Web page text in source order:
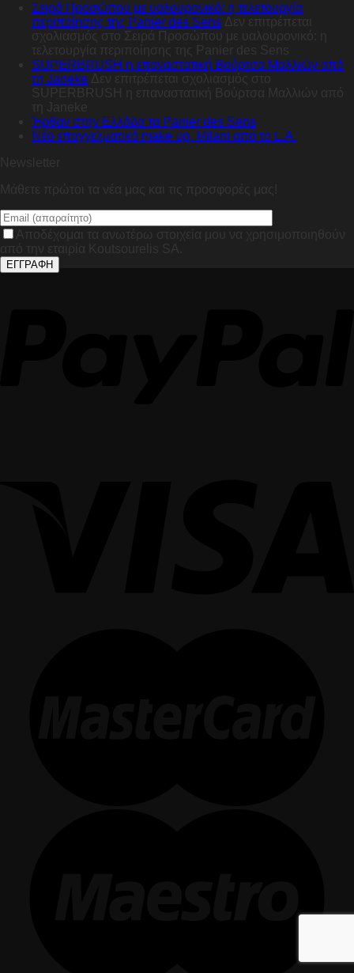
Σειρά Προσώπου με υαλουρονικό: η τελετουργία
περιποίησης της Panier des Sens Δεν επιτρέπεται
σχολιασμός
στο Σειρά Προσώπου με υαλουρονικό: η
τελετουργία περιποίησης της Panier des Sens
SUPERBRUSH η επαναστατική Βούρτσα Μαλλιών από
τη Janeke Δεν επιτρέπεται σχολιασμός
SUPERBRUSH η επαναστατική Βούρτσα Μαλλιών από
τη Janeke
Ήρθαν στην Ελλάδα τα Panier des Sens
Nέο επαγγελματικό make up, Milani από το L.A.
Newsletter
Μάθετε πρώτοι τα νέα μας και τις προσφορές μας!
Αποδέχομαι τα ανωτέρω στοιχεία μου να χρησιμοποιηθούν
από την εταιρία Koutsourelis SA.